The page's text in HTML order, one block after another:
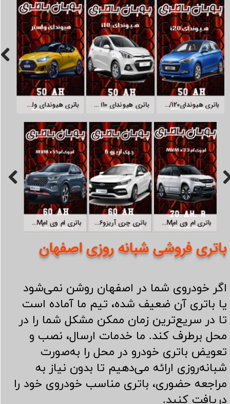
باتری ام وی امx55MVM/قیمت باطری ام وی ام ایکس55 باتری چری آریزو6/قیمت باطری آریزو شش باتری ام وی امx33 MVM/قیمت باطری ام وی ام ایکس33
باتری هیوندای ولستر /قیمت باطری ولستر باتری هیوندای i10 /قیمت باطری هیوندای آی10 باتری هیوندایi20/قیمت باطری هیوندای آی20
باتری فروشی شبانه روزی اصفهان
اگر خودروی شما در اصفهان روشن نمی‌شود
یا باتری آن ضعیف شده، تیم ما آماده است
تا در سریع‌ترین زمان ممکن مشکل شما را در
محل برطرف کند. ما خدمات ارسال، نصب و
تعویض باتری خودرو در محل را به‌صورت
شبانه‌روزی ارائه می‌دهیم تا بدون نیاز به
مراجعه حضوری، باتری مناسب خودروی خود را
دریافت کنید.